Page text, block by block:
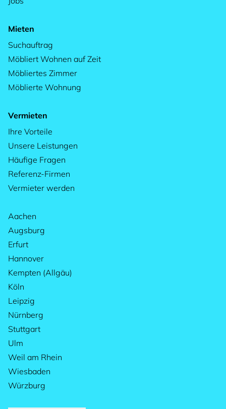
Mieten
Suchauftrag
Möbliert Wohnen auf Zeit
Möbliertes Zimmer
Möblierte Wohnung
Vermieten
Ihre Vorteile
Unsere Leistungen
Häufige Fragen
Referenz-Firmen
Vermieter werden
Aachen
Augsburg
Erfurt
Hannover
Kempten (Allgäu)
Köln
Leipzig
Nürnberg
Stuttgart
Ulm
Weil am Rhein
Wiesbaden
Würzburg